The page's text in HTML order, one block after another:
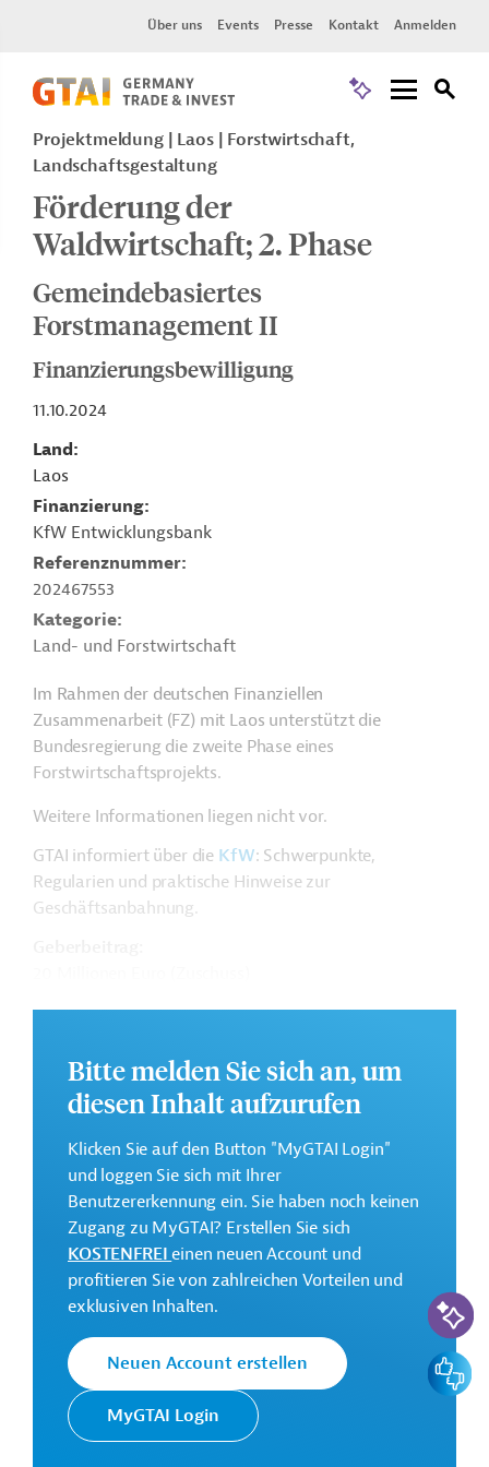
Über uns Events Presse Kontakt Anmelden
Projektmeldung Laos
Forstwirtschaft,
Landschaftsgestaltung
Förderung der
Waldwirtschaft; 2. Phase
Gemeindebasiertes
Forstmanagement II
Finanzierungsbewilligung
11.10.2024
Land
Laos
Finanzierung
KfW Entwicklungsbank
Referenznummer
202467553
Kategorie
Land- und Forstwirtschaft
Im Rahmen der deutschen Finanziellen
Zusammenarbeit (FZ) mit Laos unterstützt die
Bundesregierung die zweite Phase eines
Forstwirtschaftsprojekts.
Weitere Informationen liegen nicht vor.
GTAI informiert über die KfW: Schwerpunkte,
Regularien und praktische Hinweise zur
Geschäftsanbahnung.
KfW
Die KfW Entwicklungsbank
Zusammenarbeit (FZ)
Unterstützung deutscher Firmen
bei ihrem Exportgeschäft und
die Finanzierung von Klima-
und Umweltschutzprojekten
Bitte melden Sie sich an, um
diesen Inhalt aufzurufen
Klicken Sie auf den Button "MyGTAI Login"
und loggen Sie sich mit Ihrer
Benutzererkennung ein. Sie haben noch keinen
Zugang zu MyGTAI? Erstellen Sie sich
KOSTENFREIeinen neuen Account und
profitieren Sie von zahlreichen Vorteilen und
exklusiven Inhalten.
Neuen Account erstellen
MyGTAI Login
KI-